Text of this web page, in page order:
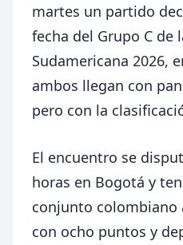
martes un partido
fecha del Grupo C de
Sudamericana 2026,
ambos llegan con
pero con la
El encuentro se
horas en Bogotá y
conjunto colombiano
con ocho puntos y